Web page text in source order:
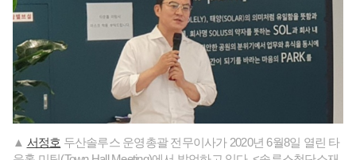
▲ 서정호 두산솔루스 운영총괄 전무이사가 2020년 6월8일 열린 타